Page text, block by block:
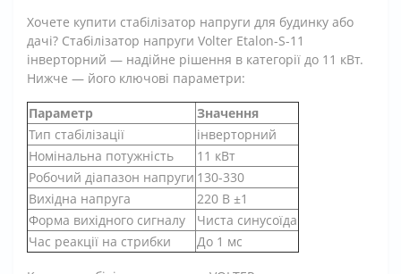
Хочете купити стабілізатор напруги для будинку або
дачі? Стабілізатор напруги Volter Etalon-S-11
інверторний — надійне рішення в категорії до 11 кВт.
Нижче — його ключові параметри:
Параметр
Значення
Тип стабілізації
інверторний
Номінальна потужність
11 кВт
Робочий діапазон напруги 130-330
Вихідна напруга
220 В ±1
Форма вихідного сигналу
Чиста синусоїда
Час реакції на стрибки
До 1 мс